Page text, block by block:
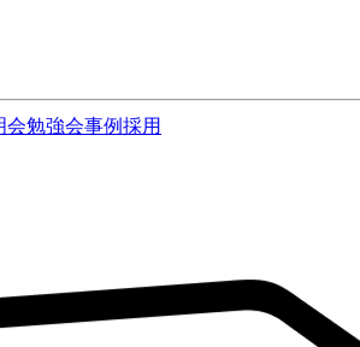
会勉強会事例採用